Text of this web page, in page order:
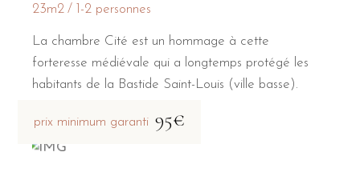
23m2 1-2 personnes
La chambre Cité est un hommage à cette
forteresse médiévale qui a longtemps protégé les
habitants de la Bastide Saint-Louis (ville basse).
prix minimum garanti 95€